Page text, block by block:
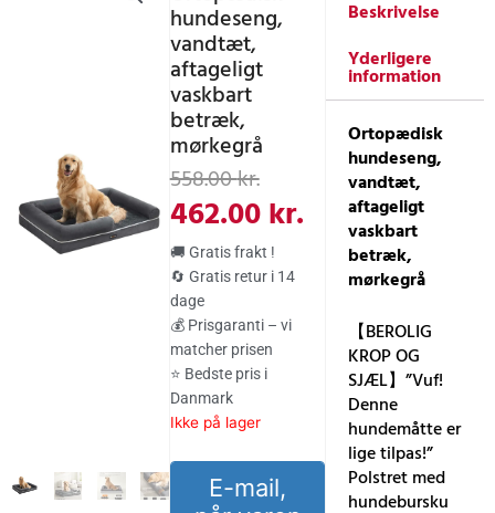
hundeseng,
vandtæt,
aftageligt
vaskbart
betræk,
mørkegrå
558.00kr.Den
oprindelige
pris
var:
558.00 kr..
462.00kr.
Den
aktuelle
pris
462.00 kr..
🚚 Gratis frakt !
🔄 Gratis retur i 14
dage
💰 Prisgaranti – vi
matcher prisen
⭐ Bedste pris i
Danmark
Ikke på lager
E-mail,
Beskrivelse
Yderligere
information
Ortopædisk
hundeseng,
vandtæt,
aftageligt
vaskbart
betræk,
mørkegrå
【BEROLIG
KROP OG
SJÆL】”Vuf!
Denne
hundemåtte er
lige tilpas!”
Polstret med
hundebursku